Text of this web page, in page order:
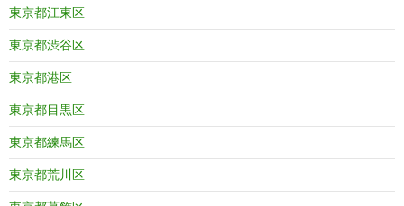
東京都江東区
東京都渋谷区
東京都港区
東京都目黒区
東京都練馬区
東京都荒川区